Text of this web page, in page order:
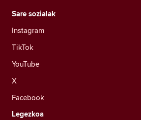
Sare sozialak
Instagram
TikTok
YouTube
X
Facebook
Legezkoa